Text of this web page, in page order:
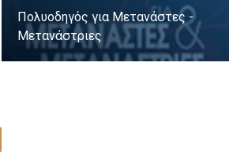
Πολυοδηγός για Μετανάστες -
Μετανάστριες